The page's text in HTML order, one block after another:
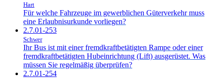
Hart
Für welche Fahrzeuge im gewerblichen Güterverkehr muss
eine Erlaubnisurkunde vorliegen?
2.7.01-253
Schwer
Ihr Bus ist mit einer fremdkraftbetätigten Rampe oder einer
fremdkraftbetätigten Hubeinrichtung (Lift) ausgerüstet. Was
müssen Sie regelmäßig überprüfen?
2.7.01-254